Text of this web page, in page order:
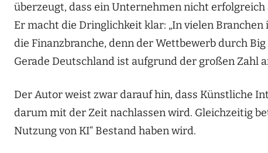
überzeugt, dass ein Unternehmen nicht
Er macht die Dringlichkeit klar: „In vielen
die Finanzbranche, denn der Wettbewerb durch
Gerade Deutschland ist aufgrund der großen Zahl
Der Autor weist zwar darauf hin, dass Künstliche
darum mit der Zeit nachlassen wird. Gleichzeitig
Nutzung von KI“ Bestand haben wird.